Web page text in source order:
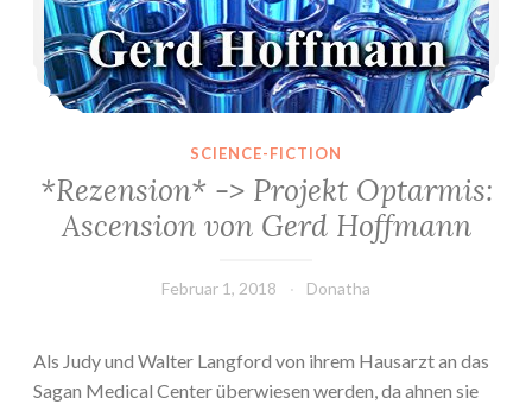
SCIENCE-FICTION
*Rezension* -> Projekt Optarmis:
Ascension von Gerd Hoffmann
Februar 1, 2018 Donatha
Als Judy und Walter Langford von ihrem Hausarzt an das
Sagan Medical Center überwiesen werden, da ahnen sie